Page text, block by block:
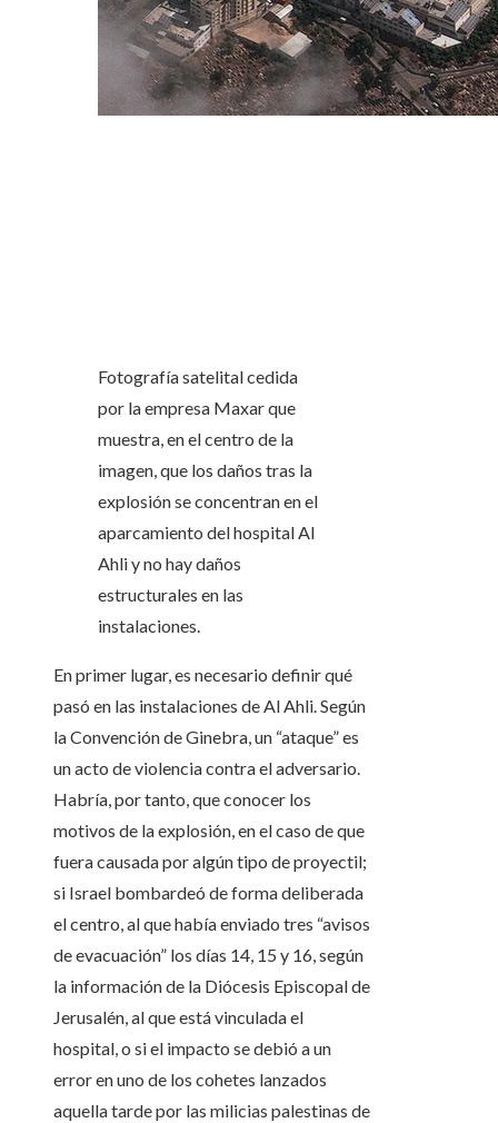
Fotografía satelital cedida
por la empresa Maxar que
muestra, en el centro de la
imagen, que los daños tras la
explosión se concentran en el
aparcamiento del hospital Al
Ahli y no hay daños
estructurales en las
instalaciones.
En primer lugar, es necesario definir qué
pasó en las instalaciones de Al Ahli. Según
la Convención de Ginebra, un “ataque” es
un acto de violencia contra el adversario.
Habría, por tanto, que conocer los
motivos de la explosión, en el caso de que
fuera causada por algún tipo de proyectil;
si Israel bombardeó de forma deliberada
el centro, al que había enviado tres “avisos
de evacuación” los días 14, 15 y 16, según
la información de la Diócesis Episcopal de
Jerusalén, al que está vinculada el
hospital, o si el impacto se debió a un
error en uno de los cohetes lanzados
aquella tarde por las milicias palestinas de